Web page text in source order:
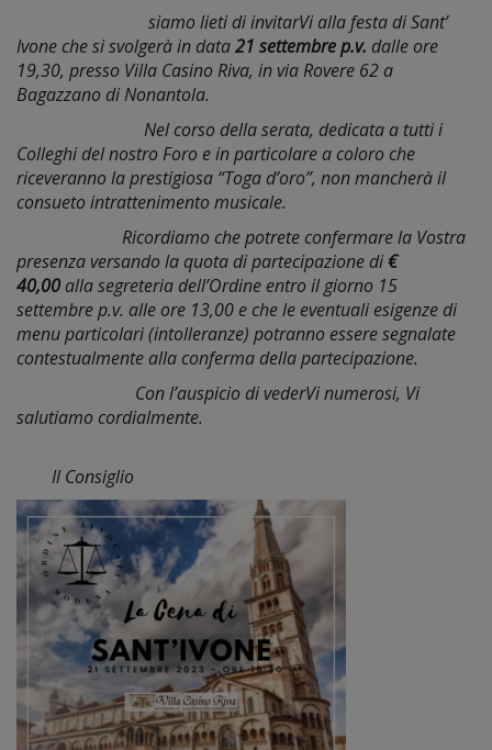
siamo lieti di invitarVi alla festa di Sant’
Ivone che si svolgerà in data21 settembre p.v. dalle ore
19,30, presso Villa Casino Riva, in via Rovere 62 a
Bagazzano di Nonantola.
Nel corso della serata, dedicata a tutti i
Colleghi del nostro Foro e in particolare a coloro che
riceveranno la prestigiosa “Toga d’oro”, non mancherà il
consueto intrattenimento musicale.
Ricordiamo che potrete confermare la Vostra
presenza versando la quota di partecipazione di€
40,00 alla segreteria dell’Ordine entro il giorno 15
settembre p.v. alle ore 13,00 e che le eventuali esigenze di
menu particolari (intolleranze) potranno essere segnalate
contestualmente alla conferma della partecipazione.
Con l’auspicio di vederVi numerosi, Vi
salutiamo cordialmente.
Il Consiglio